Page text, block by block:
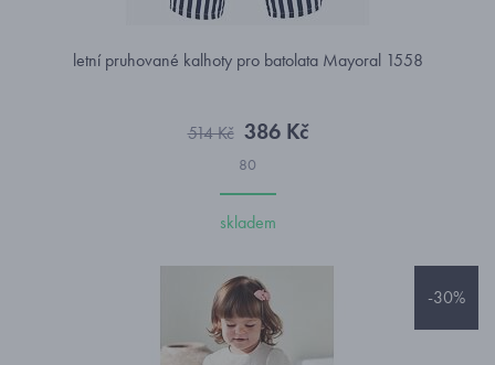
letní pruhované kalhoty pro batolata Mayoral 1558
514 Kč 386 Kč
80
skladem
-30%